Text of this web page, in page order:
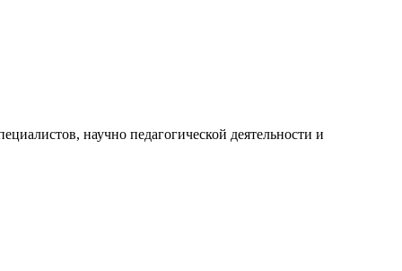
научно педагогической деятельности и